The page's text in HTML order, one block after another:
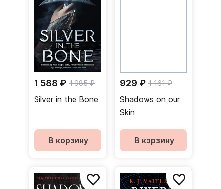
1 588 ₽ 1 985 ₽
Silver in the Bone
В корзину
929 ₽ 1 161 ₽
Shadows on our
Skin
В корзину